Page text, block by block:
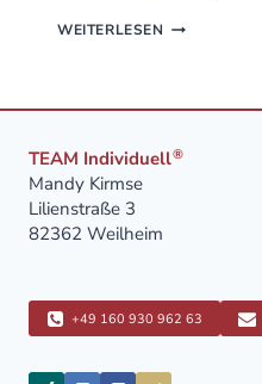
WEITERLESEN SO
ERFOLG
TEAM Individuell®
Mandy Kirmse
Lilienstraße 3
82362 Weilheim
+49 160 930 962 63